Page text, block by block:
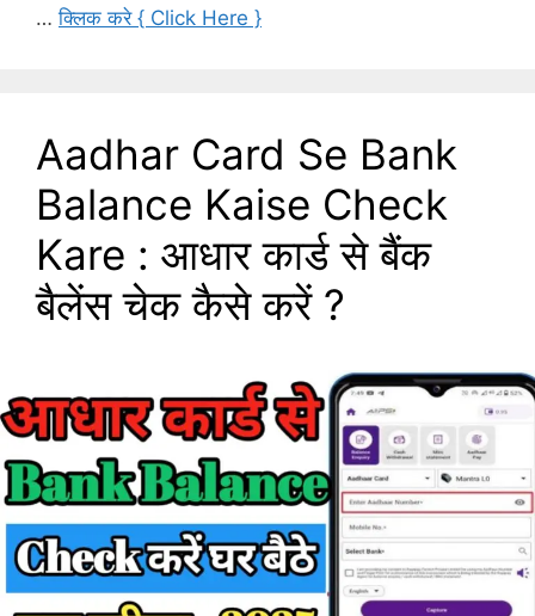
…क्लिक करे { Click Here }
Aadhar Card Se Bank
Balance Kaise Check
Kare : आधार कार्ड से बैंक
बैलेंस चेक कैसे करें ?